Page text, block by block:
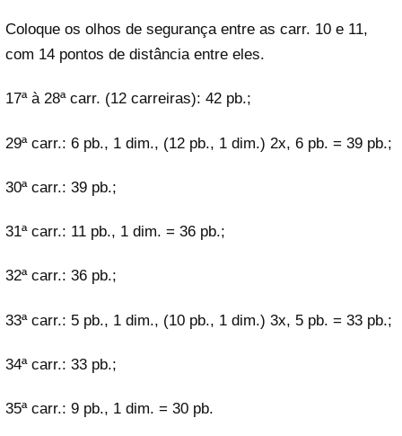
Coloque os olhos de segurança entre as carr. 10 e 11,
com 14 pontos de distância entre eles.
17ª à 28ª carr. (12 carreiras): 42 pb.;
29ª carr.: 6 pb., 1 dim., (12 pb., 1 dim.) 2x, 6 pb. = 39 pb.;
30ª carr.: 39 pb.;
31ª carr.: 11 pb., 1 dim. = 36 pb.;
32ª carr.: 36 pb.;
33ª carr.: 5 pb., 1 dim., (10 pb., 1 dim.) 3x, 5 pb. = 33 pb.;
34ª carr.: 33 pb.;
35ª carr.: 9 pb., 1 dim. = 30 pb.